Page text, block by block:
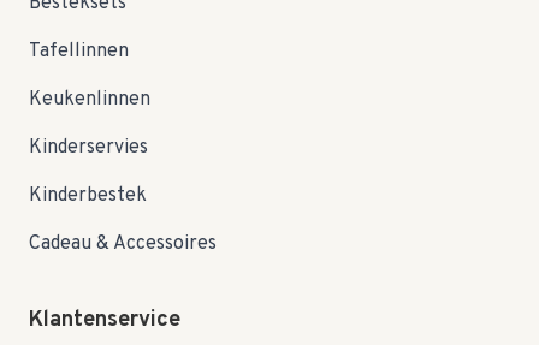
Tafellinnen
Keukenlinnen
Kinderservies
Kinderbestek
Cadeau & Accessoires
Klantenservice